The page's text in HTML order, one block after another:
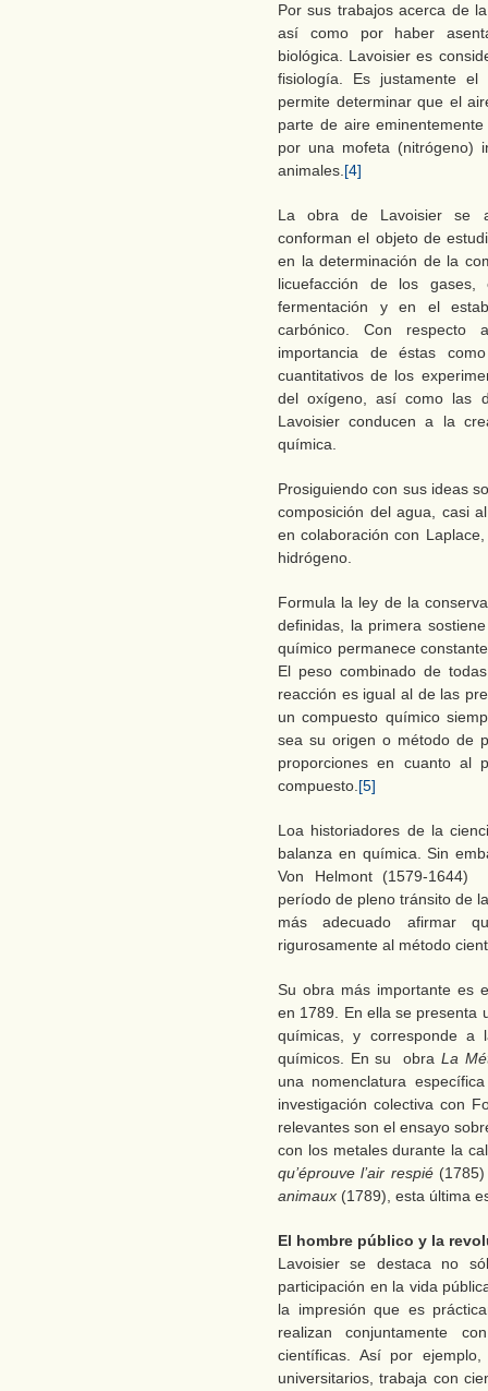
Por sus trabajos acerca de
así como por haber
biológica. Lavoisier es
fisiología. Es justamente
permite determinar que el
parte de aire
por una mofeta (nitrógeno)
animales. [4]
La obra de Lavoisier se
conforman el objeto de
en la determinación de la
licuefacción de los
fermentación y en el
carbónico. Con respecto
importancia de éstas
cuantitativos de los
del oxígeno, así como las
Lavoisier conducen a la
química.
Prosiguiendo con sus ideas
composición del agua, casi
en colaboración con
hidrógeno.
Formula la ley de la
definidas, la primera
químico permanece
El peso combinado de
reacción es igual al de las
un compuesto químico
sea su origen o método de
proporciones en cuanto al
compuesto. [5]
Loa historiadores de la
balanza en química. Sin
Von Helmont (1579-
período de pleno tránsito de
más adecuado afirmar
rigurosamente al método
Su obra más importante es
en 1789. En ella se presenta
químicas, y corresponde a
químicos. En su obra La
una nomenclatura
investigación colectiva con
relevantes son el ensayo
con los metales durante la
qu’éprouve l’air respié
animaux (1789), esta última
El hombre público y la
Lavoisier se destaca no
participación en la vida
la impresión que es
realizan conjuntamente
científicas. Así por
universitarios, trabaja con